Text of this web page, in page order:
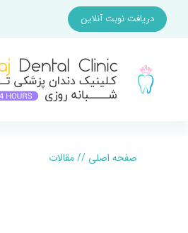
دریافت نوبت آنلاین
صفحه اصلی //مقالات